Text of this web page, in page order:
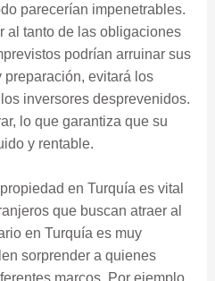
parecerían impenetrables.
al tanto de las obligaciones
podrían arruinar sus
evitará los
inversores desprevenidos.
lo que garantiza que su
y rentable.
en Turquía es vital
que buscan atraer al
en Turquía es muy
sorprender a quienes